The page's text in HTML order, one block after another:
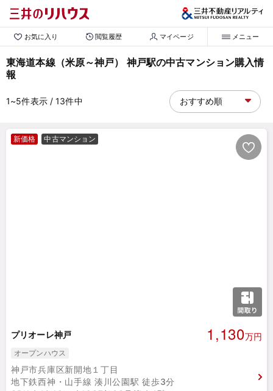
お気に入り 閲覧履歴 マイページ メニュー
東海道本線（米原～神戸） 神戸駅の中古マンション購入情
報
1~5件表示/ 13件中
新価格 中古マンション
プリオーレ神戸 1,130万円
オープンハウス
神戸市兵庫区新開地１丁目
地下鉄西神・山手線 湊川公園駅 徒歩3分